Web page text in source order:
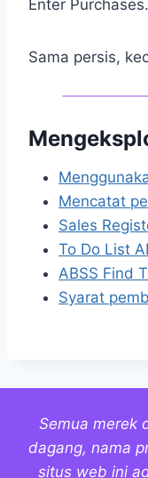
Enter Purchases.
Sama persis,
Mencatat
Sales
To Do List
ABSS Find
Syarat
Semua merek
dagang, nama
situs web ini